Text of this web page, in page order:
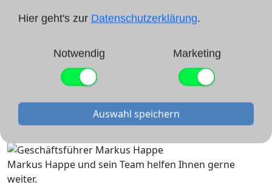
Hier geht's zur Datenschutzerklärung.
Notwendig Marketing
Auswahl speichern
Dann freuen wir uns von Ihnen zu hören!
Belassen Sie es nicht bei dem Besuch unserer
Webseite, senden Sie uns
eine kurze
Nachricht per Kontaktformular, per
oderrufen Sie uns einfach an! Wir freuen uns
auf Ihre Anfrage!
Markus Happe und sein Team helfen Ihnen gerne
weiter.